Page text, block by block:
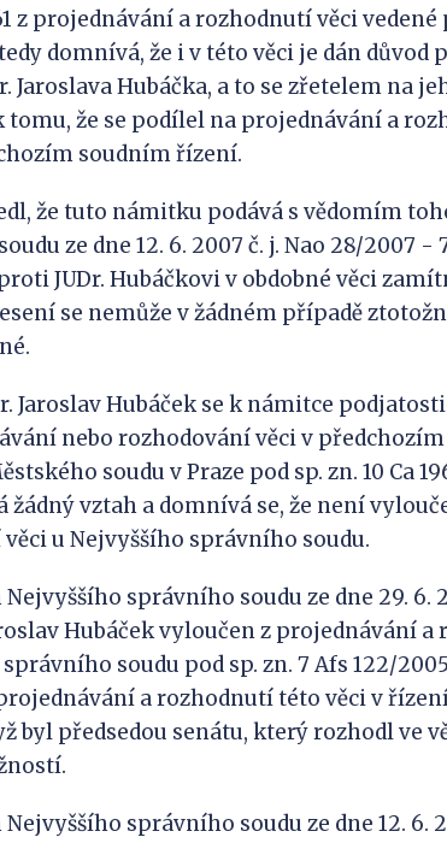
z projednávání a rozhodnutí věci vedené
domnívá, že i v této věci je dán
Jaroslava Hubáčka, a to se zřetelem na
tomu, že se podílel na projednávání a
soudním řízení.
že tuto námitku podává s vědomím
ze dne 12. 6. 2007 č. j. Nao 28/2007
JUDr. Hubáčkovi v obdobné věci
se nemůže v žádném případě
Jaroslav Hubáček se k námitce
nebo rozhodování věci v
soudu v Praze pod sp. zn. 10 Ca
žádný vztah a domnívá se, že není
u Nejvyššího správního soudu.
správního soudu ze dne 29. 6.
Hubáček vyloučen z projednávání
soudu pod sp. zn. 7 Afs 122/
a rozhodnutí této věci v
byl předsedou senátu, který rozhodl ve
správního soudu ze dne 12. 6.